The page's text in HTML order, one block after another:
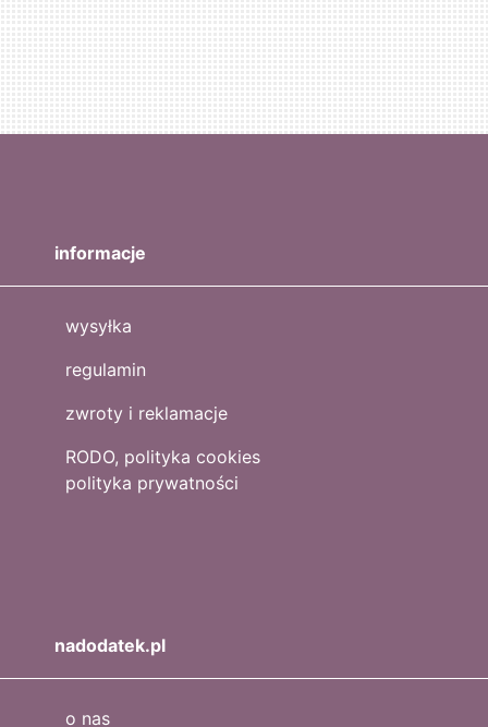
informacje
wysyłka
regulamin
zwroty i reklamacje
RODO, polityka cookies
polityka prywatności
nadodatek.pl
o nas